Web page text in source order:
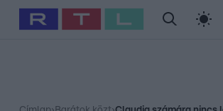
Babits Marcella Szellő István Most